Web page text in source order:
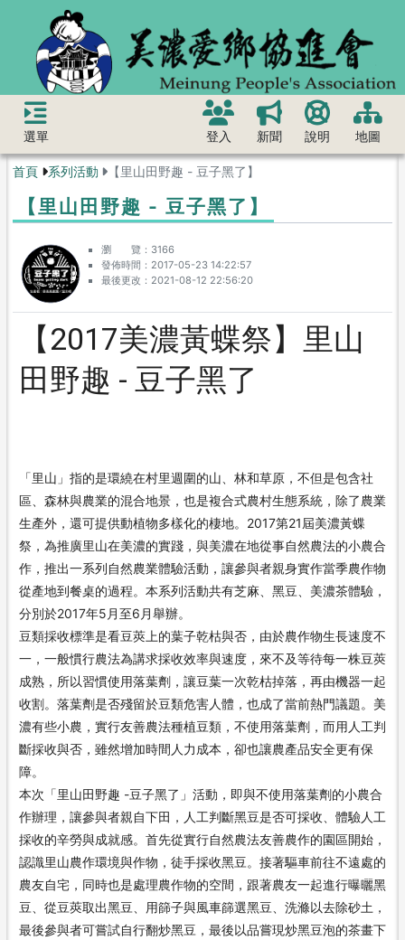
選單 登入 新聞 說明 地圖
首頁 系列活動 【里山田野趣 - 豆子黑了】
【里山田野趣 - 豆子黑了】
瀏 覽
3166
發佈時間
2017-05-23 14:22:57
最後更改
2021-08-12 22:56:20
【2017美濃黃蝶祭】里山
田野趣 - 豆子黑了
「里山」指的是環繞在村里週圍的山、林和草原，不但是包含社
區、森林與農業的混合地景，也是複合式農村生態系統，除了農業
生產外，還可提供動植物多樣化的棲地。2017第21屆美濃黃蝶
祭，為推廣里山在美濃的實踐，與美濃在地從事自然農法的小農合
作，推出一系列自然農業體驗活動，讓參與者親身實作當季農作物
從產地到餐桌的過程。本系列活動共有芝麻、黑豆、美濃茶體驗，
分別於2017年5月至6月舉辦。
豆類採收標準是看豆莢上的葉子乾枯與否，由於農作物生長速度不
一，一般慣行農法為講求採收效率與速度，來不及等待每一株豆莢
成熟，所以習慣使用落葉劑，讓豆葉一次乾枯掉落，再由機器一起
收割。落葉劑是否殘留於豆類危害人體，也成了當前熱門議題。美
濃有些小農，實行友善農法種植豆類，不使用落葉劑，而用人工判
斷採收與否，雖然增加時間人力成本，卻也讓農產品安全更有保
障。
本次「里山田野趣 -豆子黑了」活動，即與不使用落葉劑的小農合
作辦理，讓參與者親自下田，人工判斷黑豆是否可採收、體驗人工
採收的辛勞與成就感。首先從實行自然農法友善農作的園區開始，
認識里山農作環境與作物，徒手採收黑豆。接著驅車前往不遠處的
農友自宅，同時也是處理農作物的空間，跟著農友一起進行曝曬黑
豆、從豆莢取出黑豆、用篩子與風車篩選黑豆、洗滌以去除砂土，
最後參與者可嘗試自行翻炒黑豆，最後以品嘗現炒黑豆泡的茶畫下